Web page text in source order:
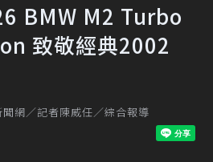
BMW M2 Turbo
致敬經典2002
網／記者陳威任／綜合報導